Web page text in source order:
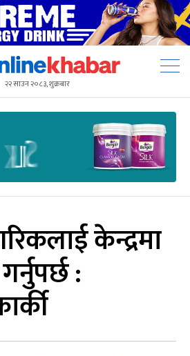
२२ साउन २०८३, शुक्रबार
केन्द्रमा
: